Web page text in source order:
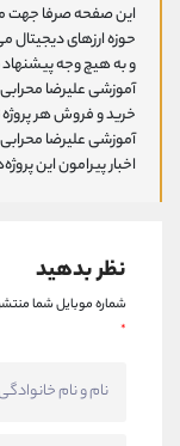
این صفحه صرفا جهت
حوزه ارزهای دیجیتال
و به هیچ وجه پیشنهاد
آموزشی علیرضا
خرید و فروش هر
آموزشی علیرضا
اخبار پیرامون این
نظر بدهید
شماره موبایل شما
*